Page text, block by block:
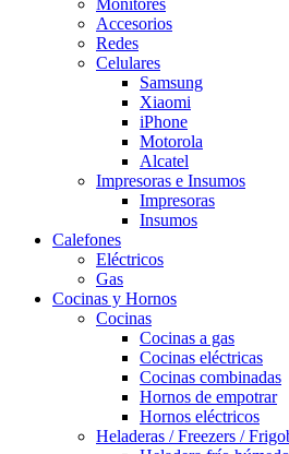
Monitores
Accesorios
Redes
Celulares
Samsung
Xiaomi
iPhone
Motorola
Alcatel
Impresoras e Insumos
Impresoras
Insumos
Calefones
Eléctricos
Gas
Cocinas y Hornos
Cocinas
Cocinas a gas
Cocinas eléctricas
Cocinas combinadas
Hornos de empotrar
Hornos eléctricos
Heladeras / Freezers /